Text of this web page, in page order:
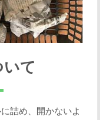
て
詰め、開かないよ